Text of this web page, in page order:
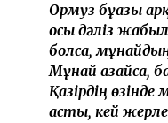
Ормуз бұғазы
осы дәліз
болса,
Мұнай азайса,
Қазірдің өзінде
асты, кей